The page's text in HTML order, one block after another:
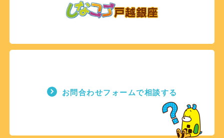
お問合わせフォームで相談する